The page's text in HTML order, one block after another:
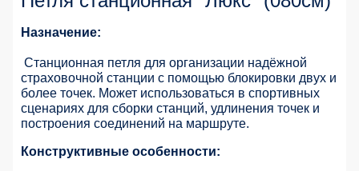
Назначение:
Станционная петля для организации надёжной
страховочной станции с помощью блокировки двух и
более точек. Может использоваться в спортивных
сценариях для сборки станций, удлинения точек и
построения соединений на маршруте.
Конструктивные особенности: